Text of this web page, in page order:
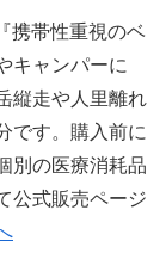
携帯性重視のベ
キャンパーに
縦走や人里離れ
です。購入前に
別の医療消耗品
公式販売ページ